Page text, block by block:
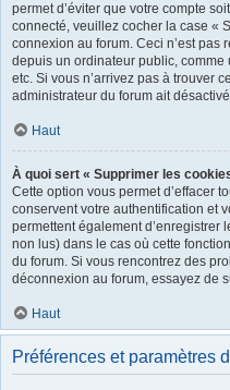
permet d’éviter que votre compte
connecté, veuillez cocher la case «
connexion au forum. Ceci n’est pas
depuis un ordinateur public,
etc. Si vous n’arrivez pas à trouver
administrateur du forum ait
Haut
À quoi sert « Supprimer les
Cette option vous permet d’effacer
conservent votre authentification et
permettent également d’enregistrer
non lus) dans le cas où cette
du forum. Si vous rencontrez des
déconnexion au forum, essayez de
Haut
Préférences et paramètres